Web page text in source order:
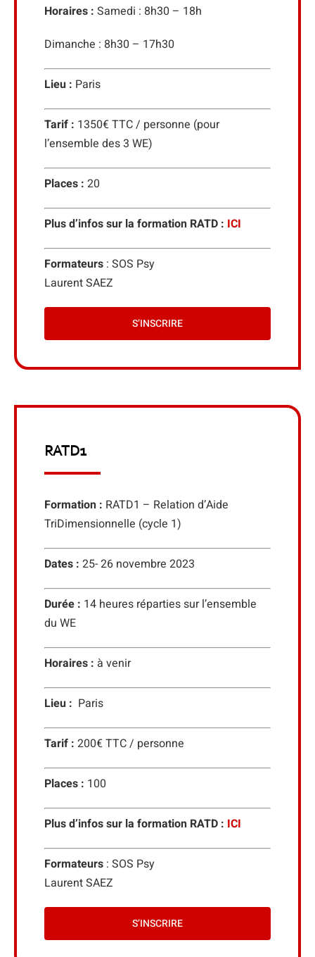
Horaires : Samedi : 8h30 – 18h
Dimanche : 8h30 – 17h30
Lieu : Paris
Tarif : 1350€ TTC / personne (pour
l’ensemble des 3 WE)
Places : 20
Plus d’infos sur la formation RATD : ICI
Formateurs: SOS Psy
Laurent SAEZ
S’INSCRIRE
RATD1
Formation : RATD1 – Relation d’Aide
TriDimensionnelle (cycle 1)
Dates : 25- 26 novembre 2023
Durée : 14 heures réparties sur l’ensemble
du WE
Horaires : à venir
Lieu : Paris
Tarif : 200€ TTC / personne
Places : 100
Plus d’infos sur la formation RATD : ICI
Formateurs: SOS Psy
Laurent SAEZ
S’INSCRIRE